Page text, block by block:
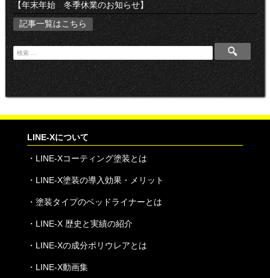
【年末年始 冬季休業のお知らせ】
記事一覧はこちら
検
索
:
LINE-Xについて
・ LINE-Xコーティング塗装とは
・ LINE-X塗装の導入効果・メリット
・ 塗装タイプのベッドライナーとは
・ LINE-X 歴史と実績の紹介
・ LINE-Xの成分ポリウレアとは
・ LINE-X動画集